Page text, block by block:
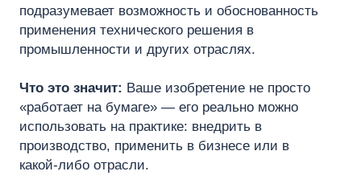
подразумевает возможность и обоснованность
применения технического решения в
промышленности и других отраслях.
Что это значит: Ваше изобретение не просто
«работает на бумаге» — его реально можно
использовать на практике: внедрить в
производство, применить в бизнесе или в
какой‑либо отрасли.